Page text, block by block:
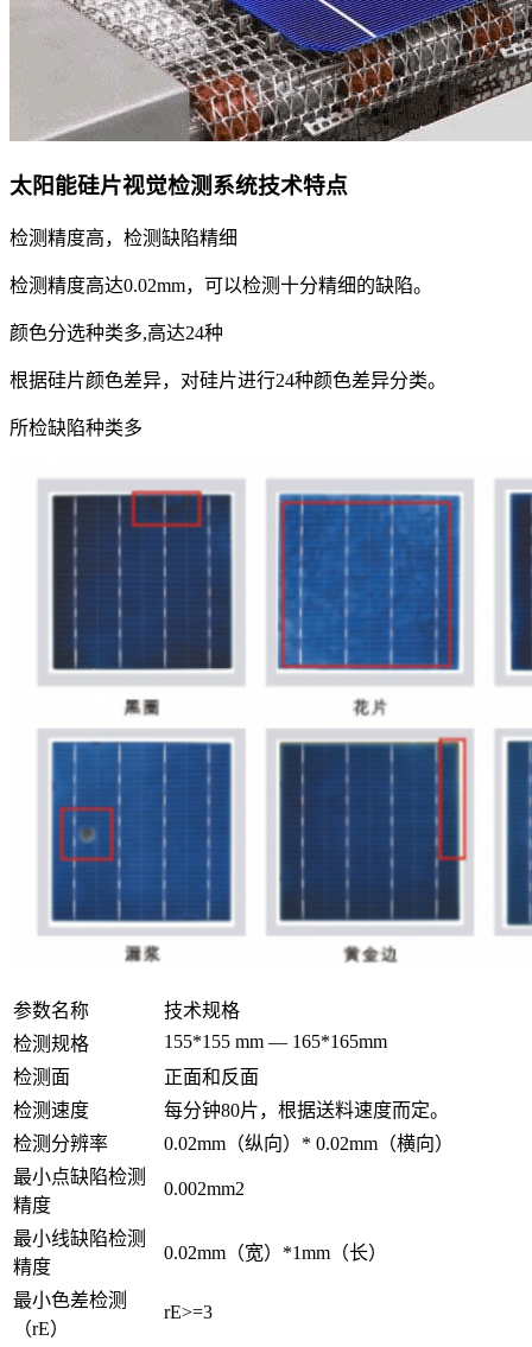
太阳能硅片视觉检测系统技术特点
检测精度高，检测缺陷精细
检测精度高达0.02mm，可以检测十分精细的缺陷。
颜色分选种类多,高达24种
根据硅片颜色差异，对硅片进行24种颜色差异分类。
所检缺陷种类多
参数名称
技术规格
检测规格
155*155 mm — 165*165mm
检测面
正面和反面
检测速度
每分钟80片，根据送料速度而定。
检测分辨率
0.02mm（纵向）* 0.02mm（横向）
最小点缺陷检测
精度
0.002mm2
最小线缺陷检测
精度
0.02mm（宽）*1mm（长）
最小色差检测
（rE）
rE>=3